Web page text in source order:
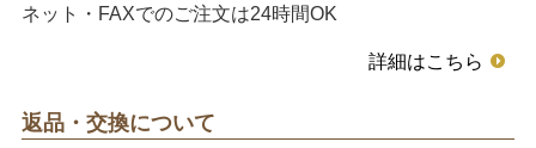
ネット・FAXでのご注文は24時間OK
詳細はこちら
返品・交換について